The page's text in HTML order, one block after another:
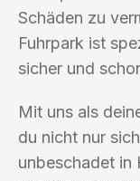
Schäden zu
Fuhrpark ist
sicher und
Mit uns als
du nicht nur
unbeschadet in